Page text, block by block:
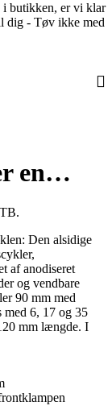
i butikken, er vi klar
dig - Tøv ikke med
en…
Den alsidige
af anodiseret
og vendbare
90 mm med
med 6, 17 og 35
mm længde. I